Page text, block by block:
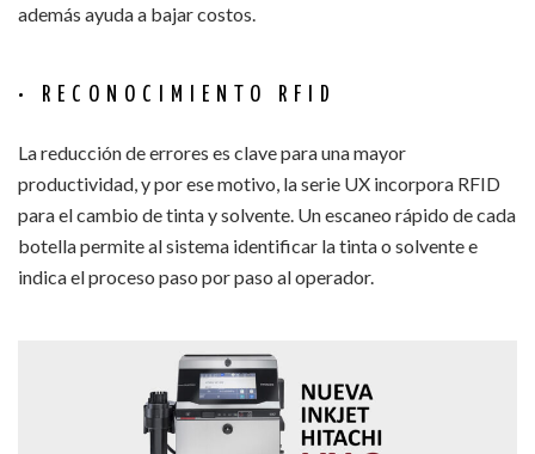
además ayuda a bajar costos.
• RECONOCIMIENTO RFID
La reducción de errores es clave para una mayor
productividad, y por ese motivo, la serie UX incorpora RFID
para el cambio de tinta y solvente. Un escaneo rápido de cada
botella permite al sistema identificar la tinta o solvente e
indica el proceso paso por paso al operador.